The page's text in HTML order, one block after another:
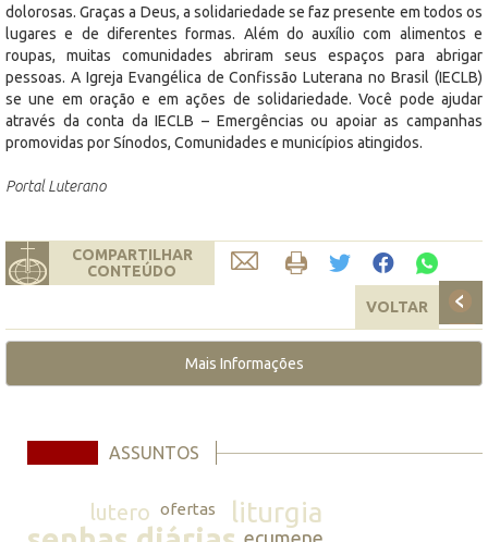
dolorosas. Graças a Deus, a solidariedade se faz presente em todos os
lugares e de diferentes formas. Além do auxílio com alimentos e
roupas, muitas comunidades abriram seus espaços para abrigar
pessoas. A Igreja Evangélica de Confissão Luterana no Brasil (IECLB)
se une em oração e em ações de solidariedade. Você pode ajudar
através da conta da IECLB – Emergências ou apoiar as campanhas
promovidas por Sínodos, Comunidades e municípios atingidos.
Portal Luterano
COMPARTILHAR
CONTEÚDO
VOLTAR
Mais Informações
ASSUNTOS
lutero ofertas liturgia
ecumene